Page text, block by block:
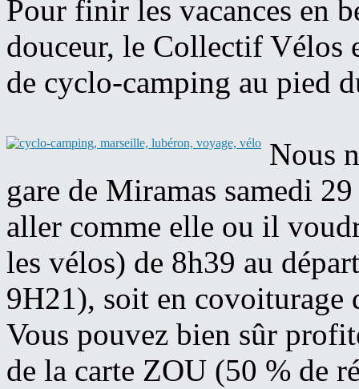
Pour finir les vacances en
douceur, le Collectif Vélos
de cyclo-camping au pied
Nous
gare de Miramas samedi
aller comme elle ou il
les vélos) de 8h39 au
9H21), soit en covoiturage
Vous pouvez bien sûr
de la carte ZOU (50 % de